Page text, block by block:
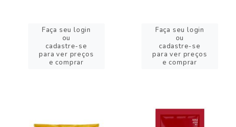
Faça seu login
ou
cadastre-se
para ver preços
e comprar
Faça seu login
ou
cadastre-se
para ver preços
e comprar